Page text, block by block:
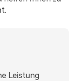
Leistung